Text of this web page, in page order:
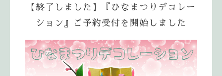
【終了しました】『ひなまつりデコレー
ション』ご予約受付を開始しました